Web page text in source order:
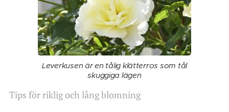
Leverkusen är en tålig klätterros som tål
skuggiga lägen
Tips för riklig och lång blomning